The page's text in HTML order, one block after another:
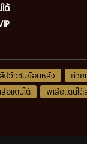
ต้
ปวัวชนย้อนหลัง
ถ่า
อแดนใต้
พี่เสือแดนใ